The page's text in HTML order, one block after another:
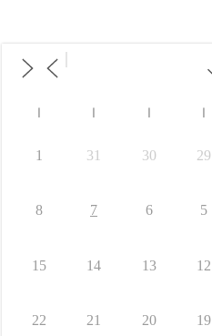
29
30
31
1
5
6
7
8
12
13
14
15
19
20
21
22